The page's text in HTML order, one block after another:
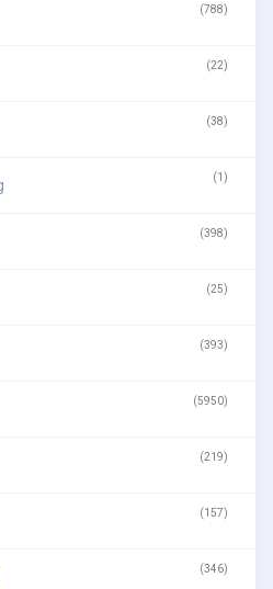
(788)
(22)
(38)
(1)
(398)
(25)
(393)
(5950)
(219)
(157)
(346)